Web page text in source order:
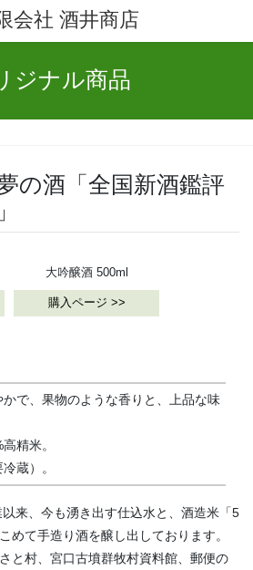
ジナル商品
酒「全国新酒鑑評
大吟醸酒 500ml
購入ページ >>
で、果物のような香りと、上品な味
精米。
蔵）。
来、今も湧き出す仕込水と、酒造米「5
めて手造り酒を醸し出しております。
と村、宮口古墳群牧村資料館、郵便の